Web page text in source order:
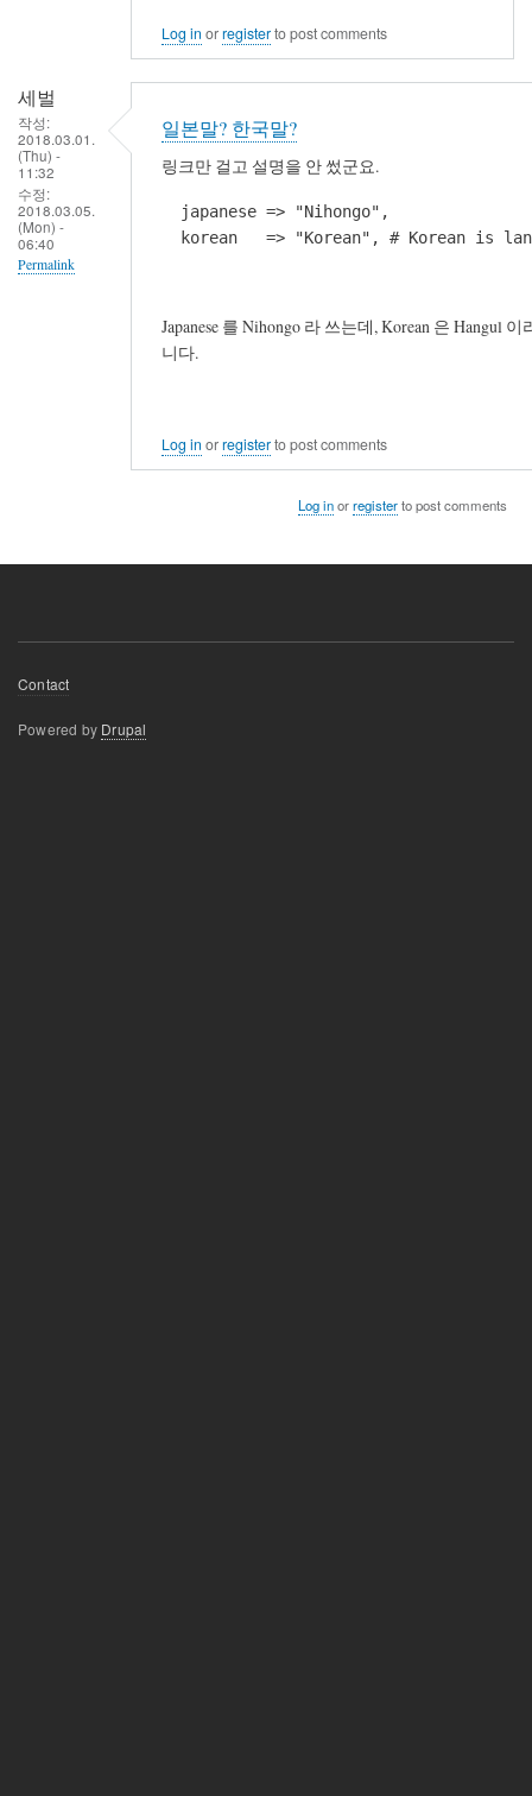
Log in orregisterto post comments
세벌
작성:
2018.03.01.
(Thu) -
11:32
수정:
2018.03.05.
(Mon) -
06:40
Permalink
일본말? 한국말?
링크만 걸고 설명을 안 썼군요.
  japanese => "Nihongo",
korean   => "Korean", # Korean is
Japanese 를 Nihongo 라 쓰는데, Korean 은 Hangul
니다.
Log in orregisterto post comments
Log inorregisterto post comments
Footer
Contact
Powered by Drupal